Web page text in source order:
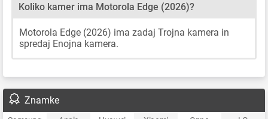
Koliko kamer ima Motorola Edge (2026)?
Motorola Edge (2026) ima zadaj Trojna kamera in
spredaj Enojna kamera.
Znamke